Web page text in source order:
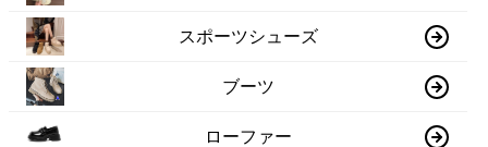
スポーツシューズ
ブーツ
ローファー